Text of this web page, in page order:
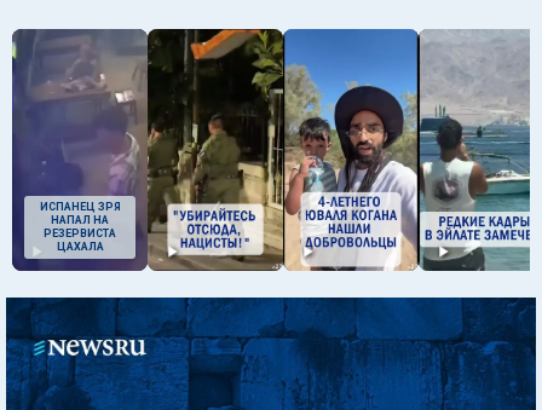
ИСПАНЕЦ ЗРЯ
НАПАЛ НА
РЕЗЕРВИСТА
ЦАХАЛА